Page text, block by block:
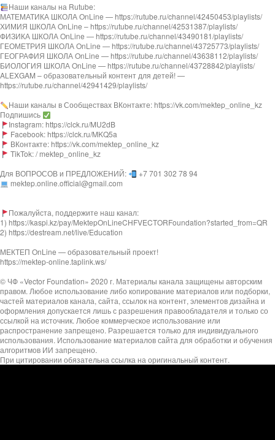
Наши каналы на Rutube:
МАТЕМАТИКА ШКОЛА OnLine — https://rutube.ru/channel/42450453/playlists/
ХИМИЯ ШКОЛА OnLine – https://rutube.ru/channel/42531387/playlists/
ФИЗИКА ШКОЛА OnLine — https://rutube.ru/channel/43490181/playlists/
ГЕОМЕТРИЯ ШКОЛА OnLine — https://rutube.ru/channel/43725773/playlists/
ГЕОГРАФИЯ ШКОЛА OnLine — https://rutube.ru/channel/43638112/playlists/
БИОЛОГИЯ ШКОЛА OnLine — https://rutube.ru/channel/43728842/playlists/
ALEXGAM – образовательный контент для детей! —
https://rutube.ru/channel/42941429/playlists/
Наши каналы в Сообществах ВКонтакте: https://vk.com/mektep_online_kz
Подпишись
Instagram: https://clck.ru/MU2dB
Facebook: https://clck.ru/MKQ5a
ВКонтакте: https://vk.com/mektep_online_kz
TikTok: / mektep_online_kz
Для ВОПРОСОВ и ПРЕДЛОЖЕНИЙ:
+7 701 302 78 94
mektep.online.official@gmail.com
Пожалуйста, поддержите наш канал:
1) https://kaspi.kz/pay/MektepOnLineCHFVECTORFoundation?started_from=QR
2) https://destream.net/live/Education
МЕКТЕП OnLine — образовательный проект!
https://mektep-online.taplink.ws/
© ЧФ «Vector Foundation» 2020 г. Материалы канала защищены авторским
правом. Любое использование либо копирование материалов или подборки,
частей материалов канала, сайта, ссылок на контент, элементов дизайна и
оформления допускается лишь с разрешения правообладателя и только со
ссылкой на источник. Любое коммерческое использование или
распространение запрещено. Разрешается только для индивидуального
использования. Использование материалов сайта для обработки и обучения
алгоритмов ИИ запрещено.
При цитировании обязательна ссылка на оригинальный контент.